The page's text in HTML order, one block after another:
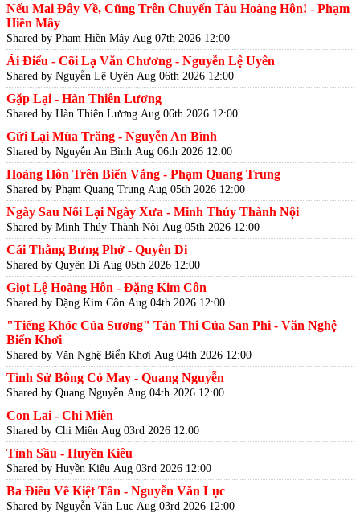
Nếu Mai Đây Về, Cũng Trên Chuyến Tàu Hoàng Hôn! - Phạm
Hiền Mây
Shared by Phạm Hiền Mây Aug 07th 2026 12:00
Ái Điểu - Cõi Lạ Văn Chương - Nguyễn Lệ Uyên
Shared by Nguyễn Lệ Uyên Aug 06th 2026 12:00
Gặp Lại - Hàn Thiên Lương
Shared by Hàn Thiên Lương Aug 06th 2026 12:00
Gửi Lại Mùa Trăng - Nguyễn An Bình
Shared by Nguyễn An Bình Aug 06th 2026 12:00
Hoàng Hôn Trên Biển Vắng - Phạm Quang Trung
Shared by Phạm Quang Trung Aug 05th 2026 12:00
Ngày Sau Nối Lại Ngày Xưa - Minh Thúy Thành Nội
Shared by Minh Thúy Thành Nội Aug 05th 2026 12:00
Cái Thằng Bưng Phở - Quyên Di
Shared by Quyên Di Aug 05th 2026 12:00
Giọt Lệ Hoàng Hôn - Đặng Kim Côn
Shared by Đặng Kim Côn Aug 04th 2026 12:00
"Tiếng Khóc Của Sương" Tản Thi Của San Phi - Văn Nghệ
Biển Khơi
Shared by Văn Nghệ Biển Khơi Aug 04th 2026 12:00
Tình Sử Bông Cỏ May - Quang Nguyễn
Shared by Quang Nguyễn Aug 04th 2026 12:00
Con Lai - Chi Miên
Shared by Chi Miên Aug 03rd 2026 12:00
Tình Sầu - Huyền Kiêu
Shared by Huyền Kiêu Aug 03rd 2026 12:00
Ba Điều Về Kiệt Tấn - Nguyễn Văn Lục
Shared by Nguyễn Văn Lục Aug 03rd 2026 12:00